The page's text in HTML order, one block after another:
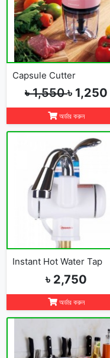
Capsule Cutter
৳ 1,550৳ 1,250
অর্ডার করুন
Instant Hot Water Tap
৳ 2,750
অর্ডার করুন